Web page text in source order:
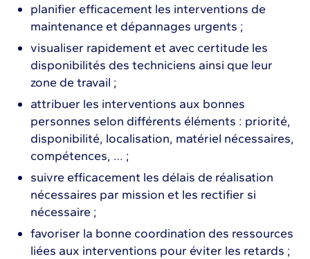
planifier efficacement les interventions de
maintenance et dépannages urgents ;
visualiser rapidement et avec certitude les
disponibilités des techniciens ainsi que leur
zone de travail ;
attribuer les interventions aux bonnes
personnes selon différents éléments : priorité,
disponibilité, localisation, matériel nécessaires,
compétences, … ;
suivre efficacement les délais de réalisation
nécessaires par mission et les rectifier si
nécessaire ;
favoriser la bonne coordination des ressources
liées aux interventions pour éviter les retards ;